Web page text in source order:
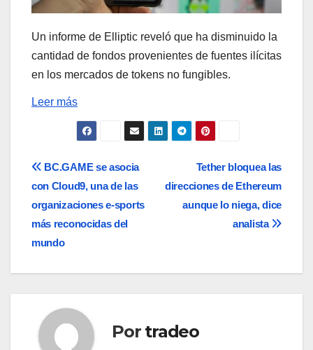
Un informe de Elliptic reveló que ha disminuido la
cantidad de fondos provenientes de fuentes ilícitas
en los mercados de tokens no fungibles.
Leer más
Navegación
de
entradas
Tether bloquea las
direcciones de Ethereum
aunque lo niega, dice
analista
BC.GAME se asocia
con Cloud9, una de las
organizaciones e-sports
más reconocidas del
mundo
Por tradeo